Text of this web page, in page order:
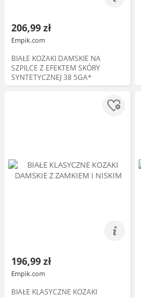
206,99 zł
Empik.com
BIAŁE KOZAKI DAMSKIE NA
SZPILCE Z EFEKTEM SKÓRY
SYNTETYCZNEJ 38 5GA*
196,99 zł
Empik.com
BIAŁE KLASYCZNE KOZAKI